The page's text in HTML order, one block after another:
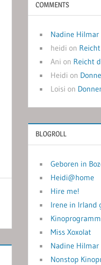
COMMENTS
Nadine Hilmar
heidi on
Ani on Reicht
Heidi on
Loisi on
BLOGROLL
Geboren in
Heidi@home
Hire me!
Irene in Irland
Miss Xoxolat
Nadine Hilmar
Nonstop